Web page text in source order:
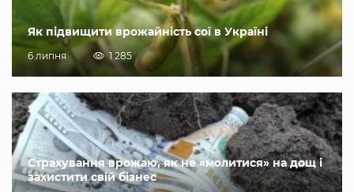
Як підвищити врожайність сої в Україні
6 липня 1 285
Страхування врожаю, як не «молитися» на дощ і
захистити свій бізнес